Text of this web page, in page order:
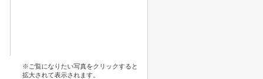
※ご覧になりたい写真をクリックすると
拡大されて表示されます。